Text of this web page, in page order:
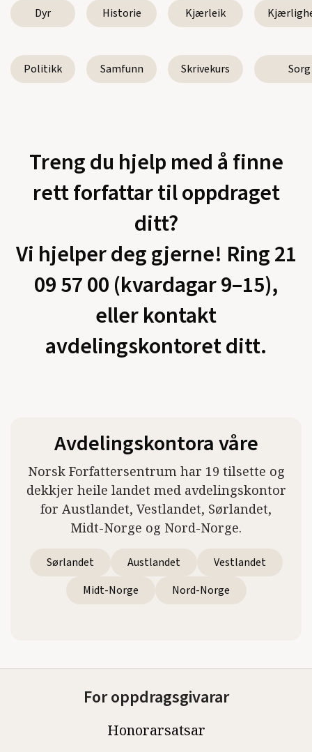
Dyr Historie Kjærleik
Politikk Samfunn Skrivekurs Sorg
Treng du hjelp med å finne
rett forfattar til oppdraget
ditt?
Vi hjelper deg gjerne! Ring 21
09 57 00 (kvardagar 9–15),
eller kontakt
avdelingskontoret ditt.
Avdelingskontora våre
Norsk Forfattersentrum har 19 tilsette og
dekkjer heile landet med avdelingskontor
for Austlandet, Vestlandet, Sørlandet,
Midt-Norge og Nord-Norge.
Sørlandet Austlandet
Vestlandet
Midt-Norge
Nord-Norge
For oppdragsgivarar
Honorarsatsar